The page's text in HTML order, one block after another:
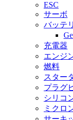
ESC
サーボ
バッテ
充電器
エンジ
燃料
スター
プラグ
シリコ
ミクロ